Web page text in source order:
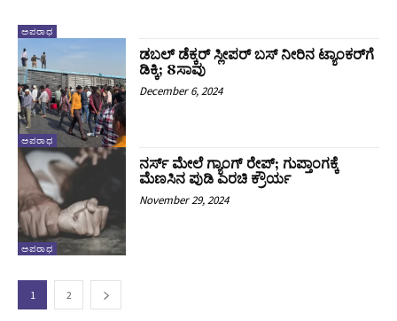
ಅಪರಾಧ
ಅಪರಾಧ
ಡಬಲ್ ಡೆಕ್ಕರ್ ಸ್ಲೀಪರ್ ಬಸ್ ನೀರಿನ ಟ್ಯಾಂಕರ್‌ಗೆ
ಡಿಕ್ಕಿ; 8ಸಾವು
December 6, 2024
ಅಪರಾಧ
ನರ್ಸ್‌ ಮೇಲೆ ಗ್ಯಾಂಗ್‌ ರೇಪ್;‌ ಗುಪ್ತಾಂಗಕ್ಕೆ
ಮೆಣಸಿನ ಪುಡಿ ಎರಚಿ ಕ್ರೌರ್ಯ
November 29, 2024
1 2